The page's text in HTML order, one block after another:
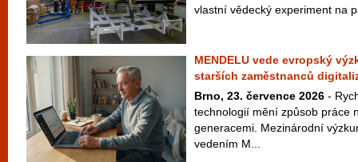
vlastní vědecký experiment na
MENDELU vede evropský
starších zaměstnanců
Brno, 23. července 2026 -
technologií mění způsob práce
generacemi. Mezinárodní
vedením M...